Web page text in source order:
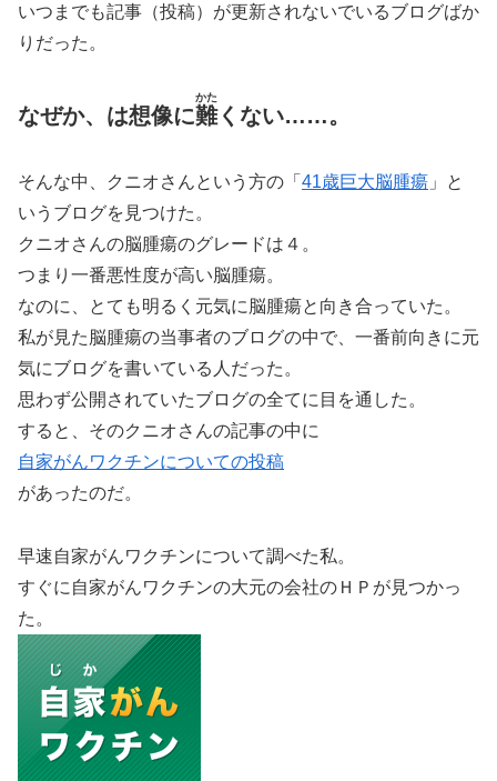
いつまでも記事（投稿）が更新されないでいるブログばか
りだった。
なぜか、は想像に難
かた
くない……。
そんな中、クニオさんという方の「 41歳巨大脳腫瘍 」と
いうブログを見つけた。
クニオさんの脳腫瘍のグレードは４。
つまり一番悪性度が高い脳腫瘍。
なのに、とても明るく元気に脳腫瘍と向き合っていた。
私が見た脳腫瘍の当事者のブログの中で、一番前向きに元
気にブログを書いている人だった。
思わず公開されていたブログの全てに目を通した。
すると、そのクニオさんの記事の中に
自家がんワクチンについての投稿
があったのだ。
早速自家がんワクチンについて調べた私。
すぐに自家がんワクチンの大元の会社のＨＰが見つかっ
た。